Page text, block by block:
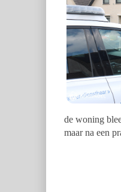
de woning
maar na een